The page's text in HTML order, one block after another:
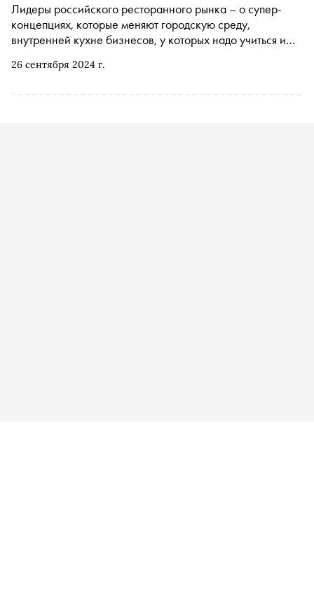
26 сентября 2024 г.
Лидеры российского ресторанного рынка – о супер-
концепциях, которые меняют городскую среду,
внутренней кухне бизнесов, у которых надо учиться и